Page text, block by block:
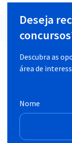
Deseja
Descubra as
área de
Nome